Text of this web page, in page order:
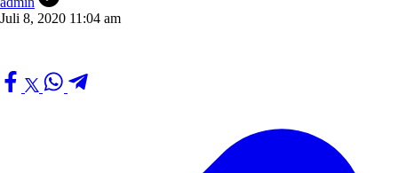
Juli 8, 2020 11:04 am